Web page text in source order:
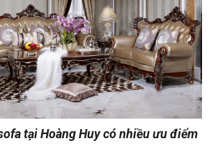
tại Hoàng Huy có nhiều ưu điểm